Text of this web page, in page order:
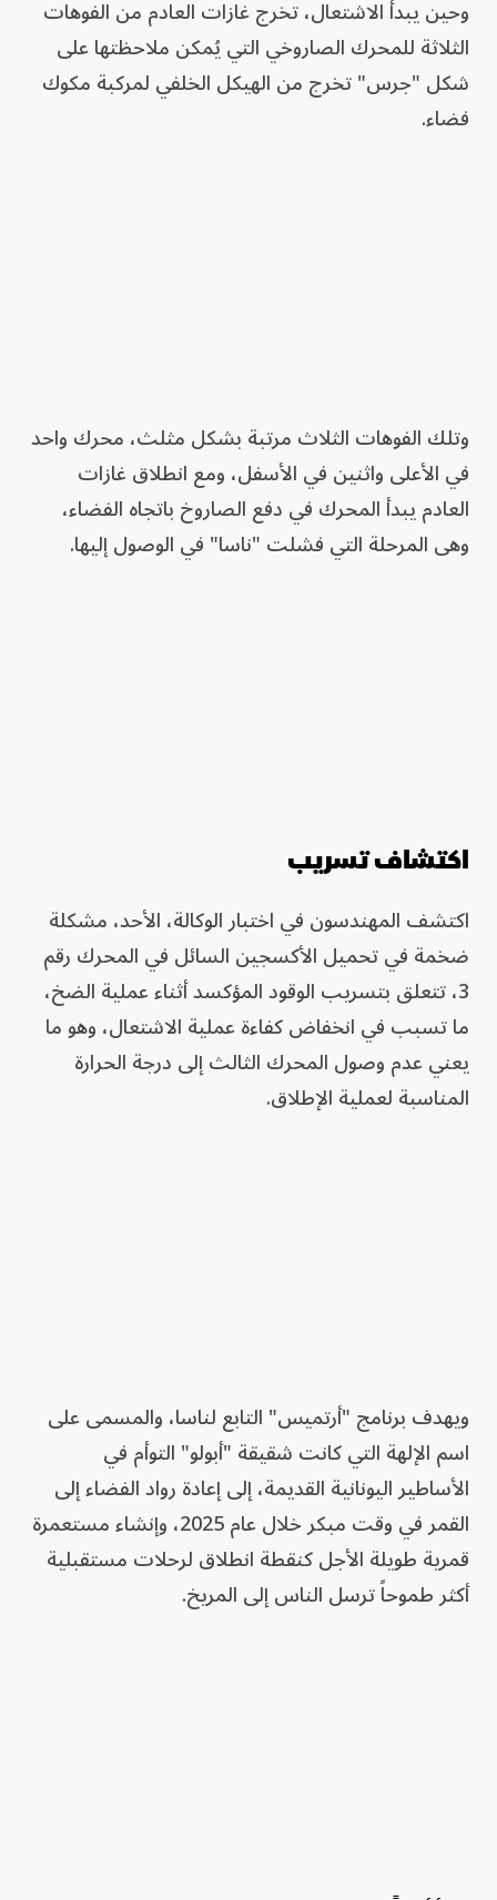
وحين يبدأ الاشتعال، تخرج غازات العادم من الفوهات
الثلاثة للمحرك الصاروخي التي يُمكن ملاحظتها على
شكل "جرس" تخرج من الهيكل الخلفي لمركبة مكوك
فضاء.
وتلك الفوهات الثلاث مرتبة بشكل مثلث، محرك واحد
في الأعلى واثنين في الأسفل، ومع انطلاق غازات
العادم يبدأ المحرك في دفع الصاروخ باتجاه الفضاء،
وهى المرحلة التي فشلت "ناسا" في الوصول إليها.
اكتشاف تسريب
اكتشف المهندسون في اختبار الوكالة، الأحد، مشكلة
ضخمة في تحميل الأكسجين السائل في المحرك رقم
3، تتعلق بتسريب الوقود المؤكسد أثناء عملية الضخ،
ما تسبب في انخفاض كفاءة عملية الاشتعال، وهو ما
يعني عدم وصول المحرك الثالث إلى درجة الحرارة
المناسبة لعملية الإطلاق.
ويهدف برنامج "أرتميس" التابع لناسا، والمسمى على
اسم الإلهة التي كانت شقيقة "أبولو" التوأم في
الأساطير اليونانية القديمة، إلى إعادة رواد الفضاء إلى
القمر في وقت مبكر خلال عام 2025، وإنشاء مستعمرة
قمرية طويلة الأجل كنقطة انطلاق لرحلات مستقبلية
أكثر طموحاً ترسل الناس إلى المريخ.